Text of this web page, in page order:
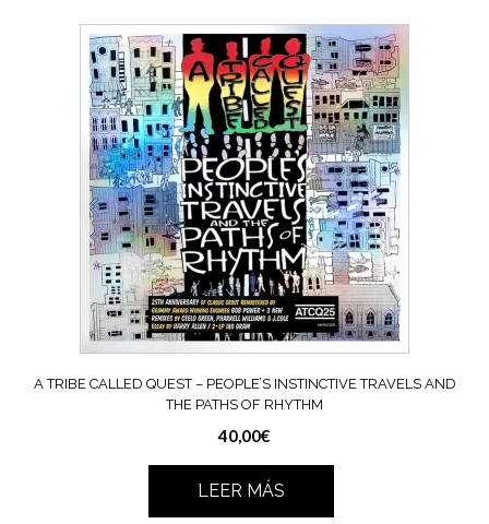
A TRIBE CALLED QUEST ‎– PEOPLE’S INSTINCTIVE TRAVELS AND
THE PATHS OF RHYTHM
40,00€
LEER MÁS